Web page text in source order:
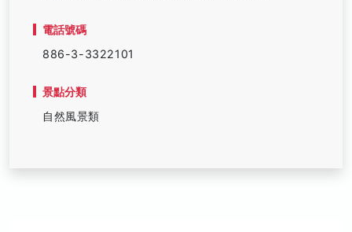
電話號碼
886-3-3322101
景點分類
自然風景類